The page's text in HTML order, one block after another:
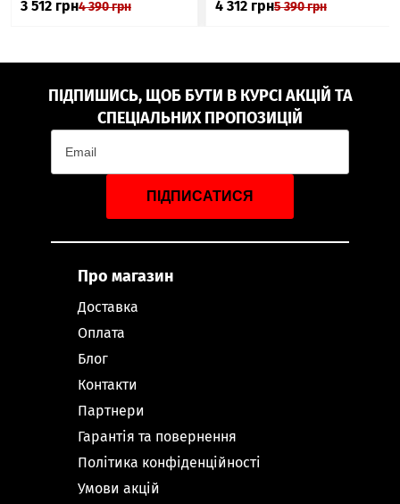
3 512 грн4 390грн 4 312 грн5 390грн
ПІДПИШИСЬ, ЩОБ БУТИ В КУРСІ АКЦІЙ ТА
СПЕЦІАЛЬНИХ ПРОПОЗИЦІЙ
ПІДПИСАТИСЯ
Про магазин
Доставка
Оплата
Блог
Контакти
Партнери
Гарантія та повернення
Політика конфіденційності
Умови акцій